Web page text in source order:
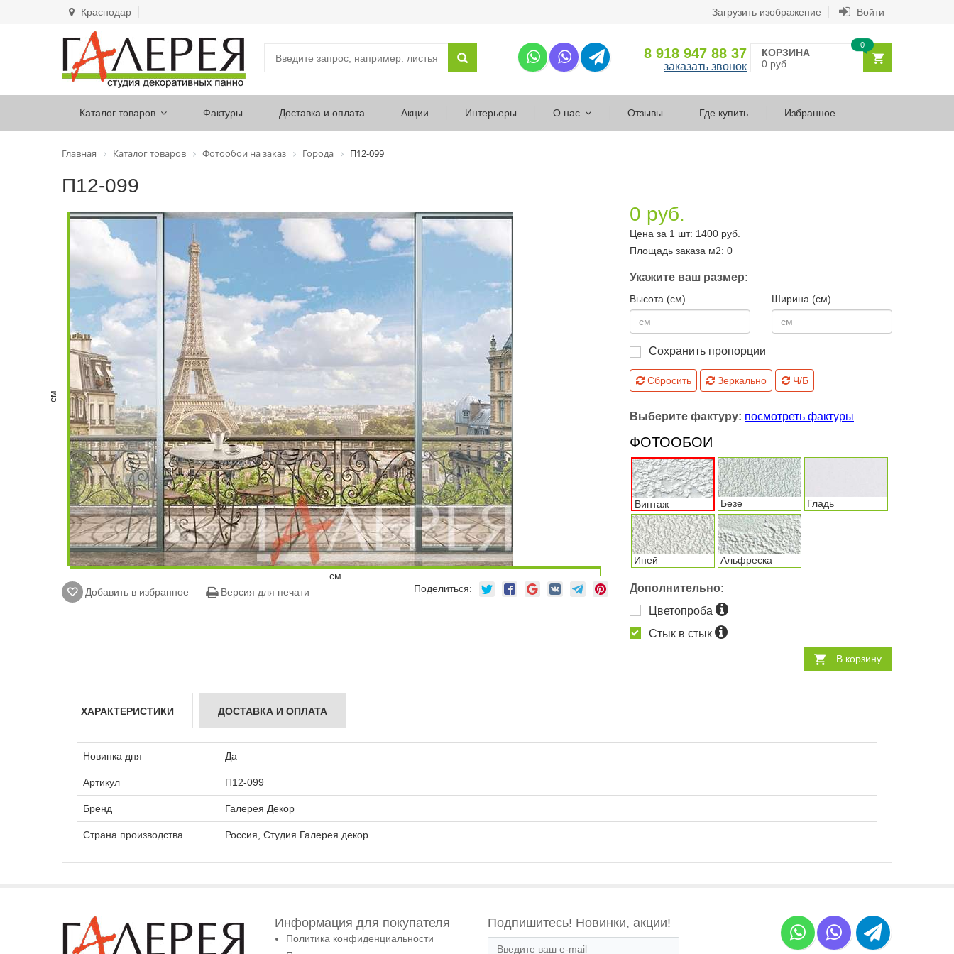
Краснодар Загрузить изображение Войти
8 918 947 88 37
заказать звонок
КОРЗИНА
0 руб.
0
Каталог товаров Фактуры Доставка и оплата Акции Интерьеры О нас Отзывы Где купить Избранное
Главная Каталог товаров Фотообои на заказ Города П12-099
П12-099
см
см
Добавить в избранное
Версия для печати Поделиться:
0 руб.
Цена за 1 шт: 1400 руб.
Площадь заказа м2: 0
Укажите ваш размер:
Высота (см) Ширина (см)
Сохранить пропорции
Сбросить Зеркально Ч/Б
Выберите фактуру: посмотреть фактуры
ФОТООБОИ
Винтаж Безе Гладь
Иней Альфреска
Дополнительно:
Цветопроба
Стык в стык
В корзину
ХАРАКТЕРИСТИКИ ДОСТАВКА И ОПЛАТА
Новинка дня Да
Артикул П12-099
Бренд Галерея Декор
Страна производства Россия, Студия Галерея декор
Информация для покупателя
Политика конфиденциальности
Подпишитесь! Новинки, акции!